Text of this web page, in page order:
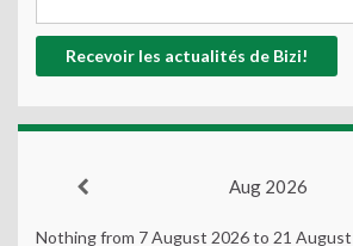
Aug 2026
Nothing from 7 August 2026 to 21